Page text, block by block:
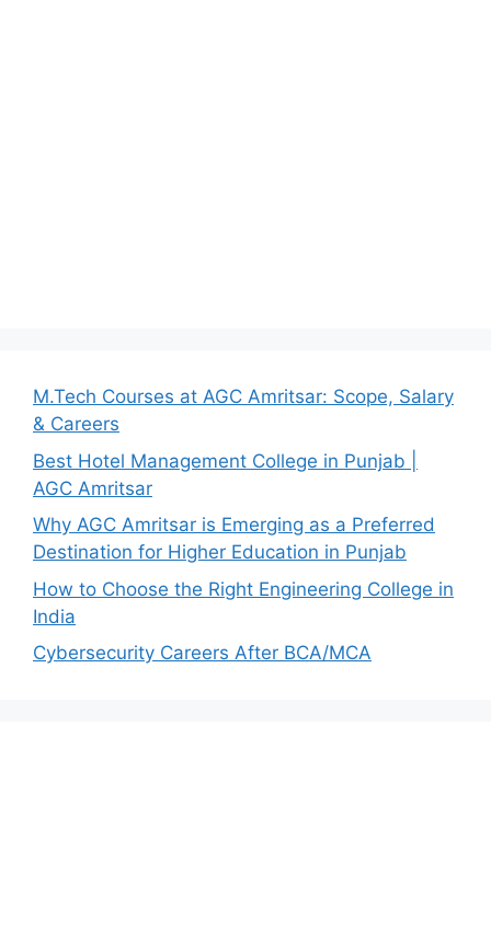
M.Tech Courses at AGC Amritsar: Scope, Salary
& Careers
Best Hotel Management College in Punjab |
AGC Amritsar
Why AGC Amritsar is Emerging as a Preferred
Destination for Higher Education in Punjab
How to Choose the Right Engineering College in
India
Cybersecurity Careers After BCA/MCA